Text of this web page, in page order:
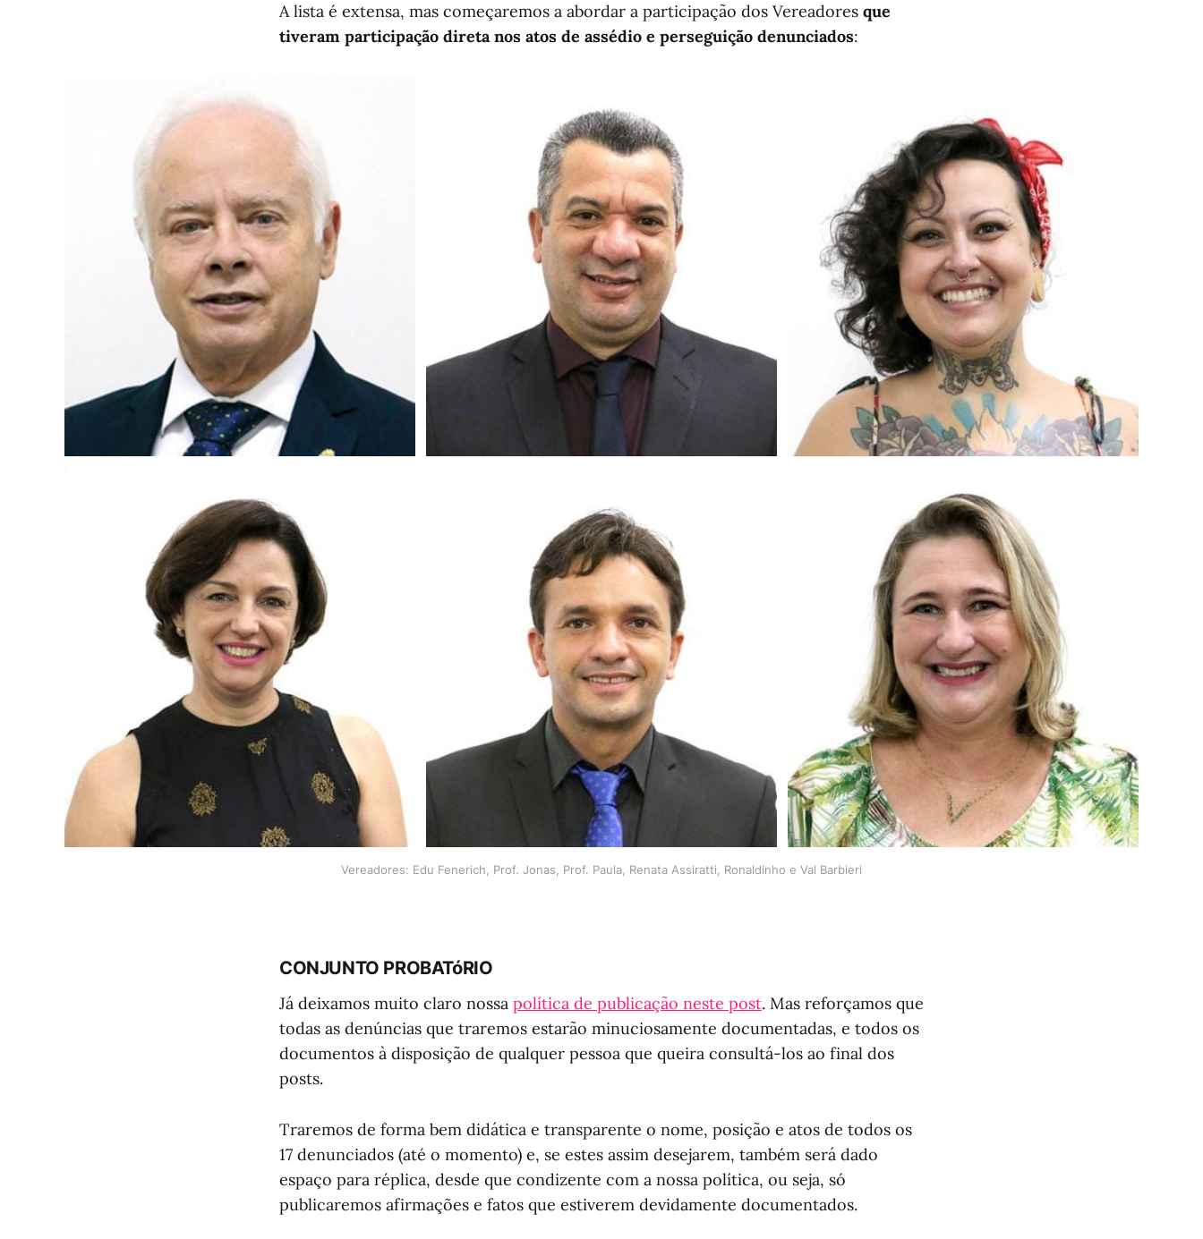
A lista é extensa, mas começaremos a abordar a participação dos Vereadores que
tiveram participação direta nos atos de assédio e perseguição denunciados:
Vereadores: Edu Fenerich, Prof. Jonas, Prof. Paula, Renata Assiratti, Ronaldinho e Val Barbieri
CONJUNTO PROBATóRIO
Já deixamos muito claro nossa política de publicação neste post. Mas reforçamos que
todas as denúncias que traremos estarão minuciosamente documentadas, e todos os
documentos à disposição de qualquer pessoa que queira consultá-los ao final dos
posts.
Traremos de forma bem didática e transparente o nome, posição e atos de todos os
17 denunciados (até o momento) e, se estes assim desejarem, também será dado
espaço para réplica, desde que condizente com a nossa política, ou seja, só
publicaremos afirmações e fatos que estiverem devidamente documentados.